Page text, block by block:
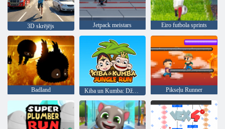
3D skrējējs Jetpack meistars Eiro futbola sprints
Badland Kiba un Kumba: Džungļu skriešanās Pikseļu Runner